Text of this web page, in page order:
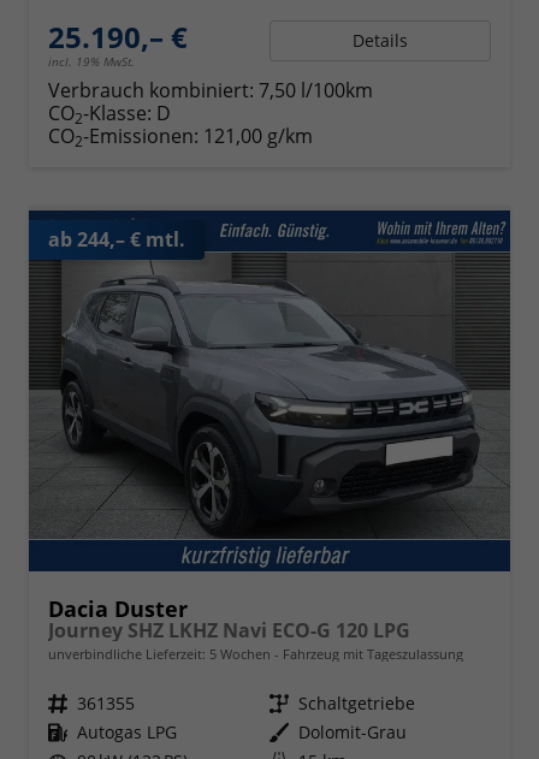
25.190,– €
incl. 19% MwSt.
Details
Verbrauch kombiniert: 7,50 l/100km
CO2-Klasse: D
CO2-Emissionen: 121,00 g/km
ab 244,– € mtl.
Dacia Duster
Journey SHZ LKHZ Navi ECO-G 120 LPG
unverbindliche Lieferzeit: 5 Wochen Fahrzeug mit Tageszulassung
Fahrzeugnr. 361355 Getriebe Schaltgetriebe
Kraftstoff Autogas LPG Außenfarbe Dolomit-Grau